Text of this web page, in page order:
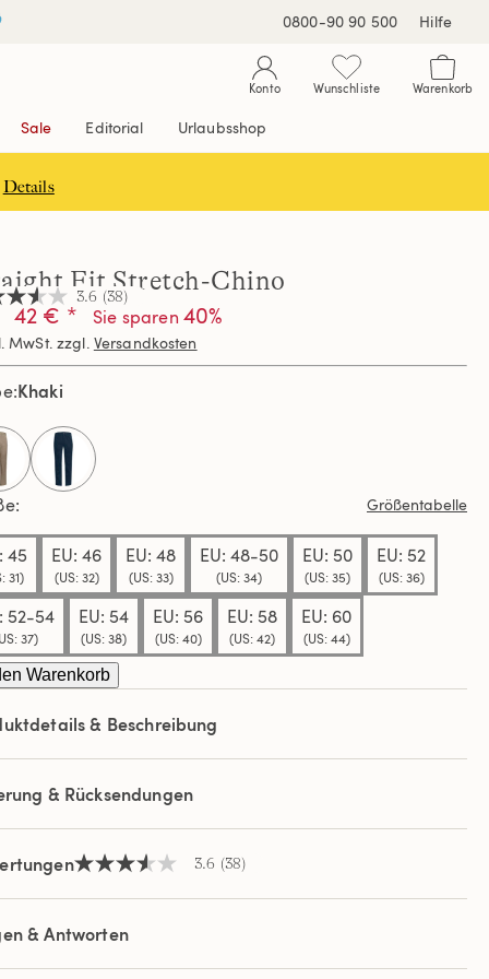
0800-90 90 500 Hilfe
Konto Wunschliste Warenkorb
Sale Editorial Urlaubsshop
Details
Fit Stretch-Chino
3.6 (38)
42 € * Sie sparen 40%
MwSt. zzgl. Versandkosten
Khaki
selected
Größentabelle
45
31)
EU: 46
(US: 32)
EU: 48
(US: 33)
EU: 48-50
(US: 34)
EU: 50
(US: 35)
EU: 52
(US: 36)
52-54
37)
EU: 54
(US: 38)
EU: 56
(US: 40)
EU: 58
(US: 42)
EU: 60
(US: 44)
Warenkorb
& Beschreibung
& Rücksendungen
3.6
5
Sternen,
Durchschnittswert
3.6 (38)
& Antworten